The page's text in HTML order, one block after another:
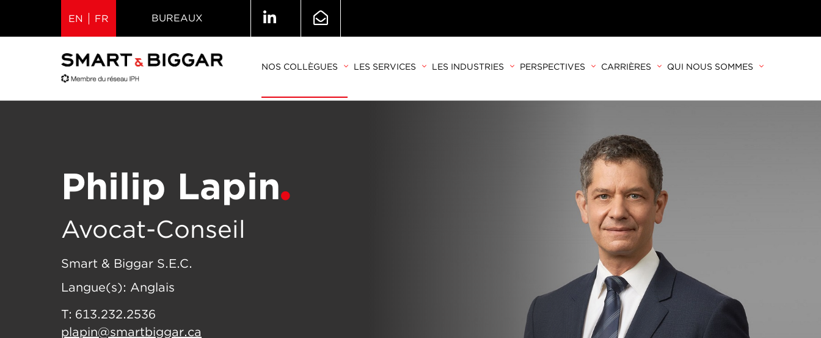
EN FR BUREAUX
NOS COLLÈGUES LES SERVICES LES INDUSTRIES PERSPECTIVES CARRIÈRES QUI NOUS SOMMES
Philip Lapin
Avocat-Conseil
Smart & Biggar S.E.C.
Langue(s): Anglais
T: 613.232.2536
plapin@smartbiggar.ca